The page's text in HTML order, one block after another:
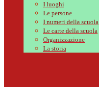
I luoghi
Le persone
I numeri della scuola
Le carte della scuola
Organizzazione
La storia